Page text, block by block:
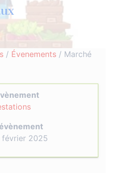
/ Évenements / Marché
février 2025